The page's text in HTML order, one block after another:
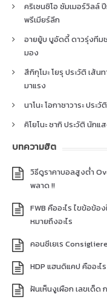
คริเซนซิโอ ซัมเมอร์วิลล์
พรีเมียร์ลีก
อายยู้บ บูอัดดี้ ดาวรุ่งทีม
มอง
สึกิกุโมะ โยรุ ประวัติ เส้
มาแรง
นาโนะ โอกาซาวาระ ปร
คิโยโนะ ซากิ ประวัติ นัก
บทความฮิต
วิธีดูราคาบอลสูงต่ำ
พลาด !!
FWB คืออะไร ไขข้อข้
หมายถึงอะไร
คอนซีเยเร
HDP แฮนดิแคป คืออะ
ฝันเห็นงูเผือก เลขเด็ด